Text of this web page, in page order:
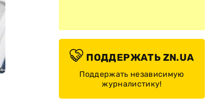
ПОДДЕРЖАТЬ ZN.UA
Поддержать независимую
журналистику!